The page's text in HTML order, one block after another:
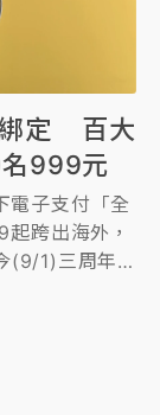
綁定 百大
999元
電子支付「全
跨出海外，
(9/1)三周年
全支付；同
，百大品牌
加，最高可